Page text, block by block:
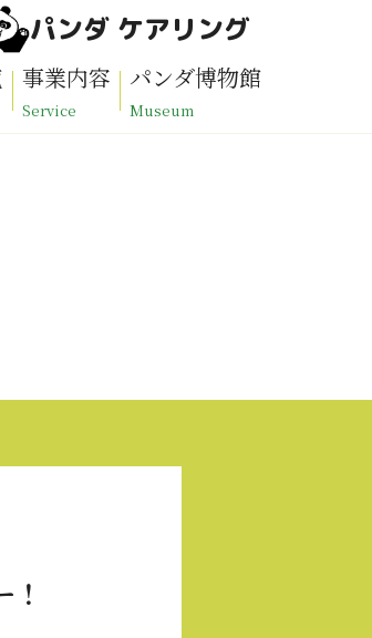
パンダ ケアリング
事業内容
Service
パンダ博物館
Museum